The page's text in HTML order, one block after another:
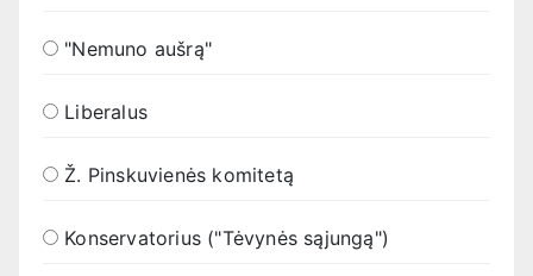
"Nemuno aušrą"
Liberalus
Ž. Pinskuvienės komitetą
Konservatorius ("Tėvynės sąjungą")